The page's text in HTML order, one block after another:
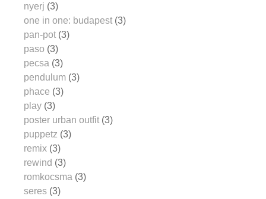
nyerj (3)
one in one: budapest (3)
pan-pot (3)
paso (3)
pecsa (3)
pendulum (3)
phace (3)
play (3)
poster urban outfit (3)
puppetz (3)
remix (3)
rewind (3)
romkocsma (3)
seres (3)